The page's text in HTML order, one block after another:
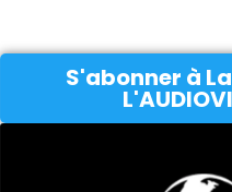
S'abonner à La